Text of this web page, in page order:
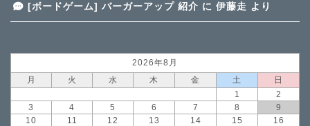
[ボードゲーム] バーガーアップ 紹介 に 伊藤走 より
2026年8月
月
火 水 木 金 土
日
1
2
3
4 5 6 7 8
9
10
11 12 13 14 15
16